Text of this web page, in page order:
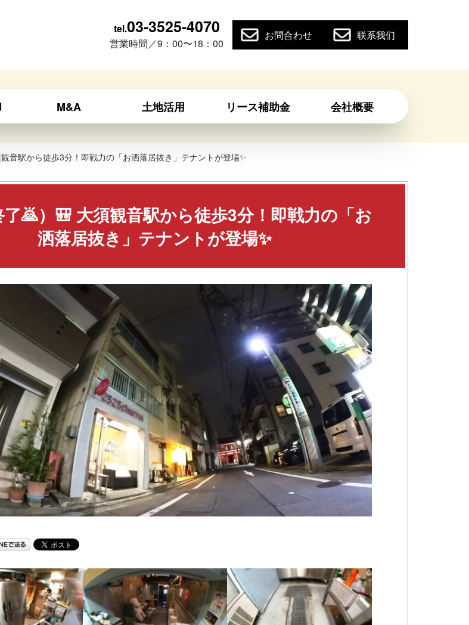
tel.03-3525-4070
営業時間／9：00〜18：00
お問合わせ 联系我们
M&A 土地活用 リース補助金 会社概要
観音駅から徒歩3分！即戦力の「お洒落居抜き」テナントが登場✨
了🙇）🎒 大須観音駅から徒歩3分！即戦力の「お
洒落居抜き」テナントが登場✨